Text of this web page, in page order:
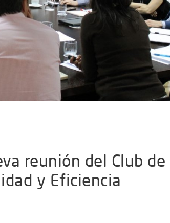
reunión del Club de
y Eficiencia